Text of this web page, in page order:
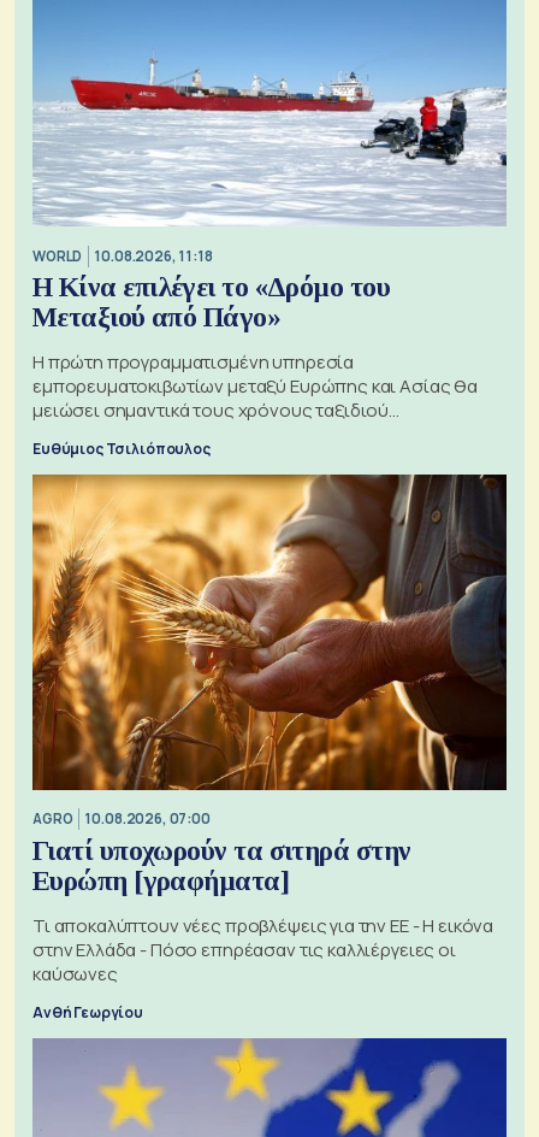
WORLD 10.08.2026, 11:18
Η Κίνα επιλέγει το «Δρόμο του
Μεταξιού από Πάγο»
Η πρώτη προγραμματισμένη υπηρεσία
εμπορευματοκιβωτίων μεταξύ Ευρώπης και Ασίας θα
μειώσει σημαντικά τους χρόνους ταξιδιού
χρησιμοποιώντας την Αρκτική ως πλωτή οδό
Ευθύμιος Τσιλιόπουλος
AGRO 10.08.2026, 07:00
Γιατί υποχωρούν τα σιτηρά στην
Ευρώπη [γραφήματα]
Τι αποκαλύπτουν νέες προβλέψεις για την ΕΕ - Η εικόνα
στην Ελλάδα - Πόσο επηρέασαν τις καλλιέργειες οι
καύσωνες
Ανθή Γεωργίου